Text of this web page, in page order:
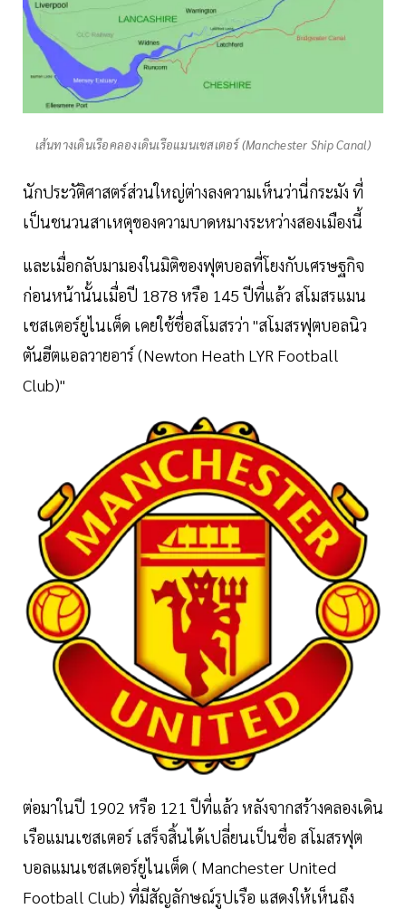
เส้นทางเดินเรือคลองเดินเรือแมนเชสเตอร์ (Manchester Ship Canal)
นักประวัติศาสตร์ส่วนใหญ่ต่างลงความเห็นว่านี่กระมัง ที่
เป็นชนวนสาเหตุของความบาดหมางระหว่างสองเมืองนี้
และเมื่อกลับมามองในมิติของฟุตบอลที่โยงกับเศรษฐกิจ
ก่อนหน้านั้นเมื่อปี 1878 หรือ 145 ปีที่แล้ว สโมสรแมน
เชสเตอร์ยูไนเต็ด เคยใช้ชื่อสโมสรว่า "สโมสรฟุตบอลนิว
ตันฮีตแอลวายอาร์ (Newton Heath LYR Football
Club)"
ต่อมาในปี 1902 หรือ 121 ปีที่แล้ว หลังจากสร้างคลองเดิน
เรือแมนเชสเตอร์ เสร็จสิ้นได้เปลี่ยนเป็นชื่อ สโมสรฟุต
บอลแมนเชสเตอร์ยูไนเต็ด ( Manchester United
Football Club) ที่มีสัญลักษณ์รูปเรือ แสดงให้เห็นถึง